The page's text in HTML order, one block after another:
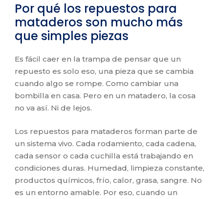
Por qué los repuestos para
mataderos son mucho más
que simples piezas
Es fácil caer en la trampa de pensar que un
repuesto es solo eso, una pieza que se cambia
cuando algo se rompe. Como cambiar una
bombilla en casa. Pero en un matadero, la cosa
no va así. Ni de lejos.
Los repuestos para mataderos forman parte de
un sistema vivo. Cada rodamiento, cada cadena,
cada sensor o cada cuchilla está trabajando en
condiciones duras. Humedad, limpieza constante,
productos químicos, frío, calor, grasa, sangre. No
es un entorno amable. Por eso, cuando un